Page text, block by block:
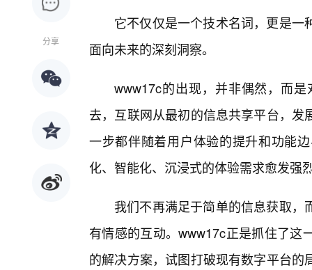
分享
它不仅仅是一个技术名词，更是
面向未来的深刻洞察。
www17c的出现，并非偶然，而
去，互联网从最初的信息共享平台，
一步都伴随着用户体验的提升和功能
化、智能化、沉浸式的体验需求愈发强
我们不再满足于简单的信息获取
有情感的互动。www17c正是抓住了这
的解决方案，试图打破现有数字平台